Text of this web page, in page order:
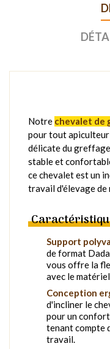
Notre chevalet de
pour tout
délicate du
stable et
ce chevalet est un
travail d'élevage de
Support
de format
vous offre la
avec le
Conception
d'incliner le
pour un
tenant compte
travail.